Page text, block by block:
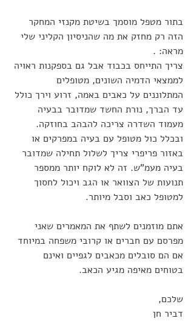
בתור מטפל מוסמך בשיטת מקנזי המחקר
הזה רק מחזק את מה שהניסיון הקליני שלי
מראה: .
צריך התייחס בכבוד אבל גם בספקנות ראויה
לממצאי הדמיה השונים, מטופלים
המתלוננים על כאבים באמה, זרוע וירך כולל
עד הברך, נורת החשד שמדובר בבעיה
מעמוד השדרה צריכה להבהב בחוזקה.
ובכלל כול מטופל עם בעיה במפרקים או
באזור פריפרי צריך לשלול תחילה שמדובר
בעיה מעמ"ש. זה לא לוקח יותר ממספר
תנועות של הצוואר או הגב ויכול לחסוך
למטופל כאב וסבל מיותר.
אתם מוזמנים לשתף את המאמרים שאני
מפרסם עם חברים או קרובי משפחה במיוחד
אם הם סובלים מכאבים לגפיים ואינם
בטוחים מאיפה מגיע הכאב.
שלכם,
דביר חן